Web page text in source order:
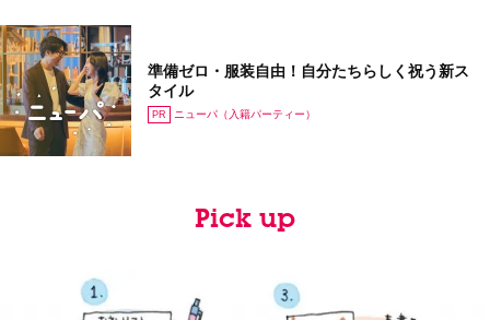
準備ゼロ・服装自由！自分たちらしく祝う新ス
タイル
ニューパ（入籍パーティー）
Pick up